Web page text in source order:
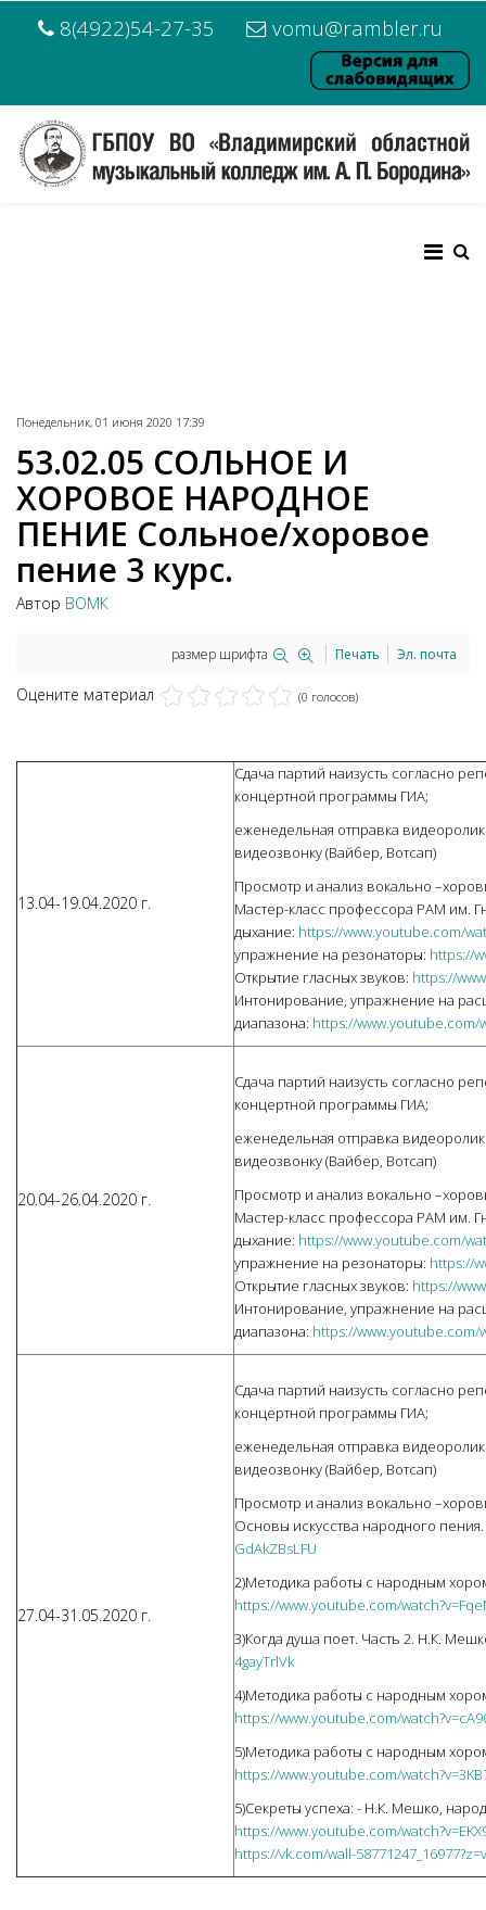
8(4922)54-27-35 vomu@rambler.ru
Понедельник, 01 июня 2020 17:39
53.02.05 СОЛЬНОЕ И
ХОРОВОЕ НАРОДНОЕ
ПЕНИЕ Сольное/хоровое
пение 3 курс.
Автор ВОМК
размер шрифта Печать Эл. почта
Оцените материал (0 голосов)
13.04-19.04.2020 г.
Сдача партий наизусть согласно
концертной программы ГИА;
еженедельная отправка
видеозвонку (Вайбер, Вотсап)
Просмотр и анализ вокально
Мастер-класс профессора РАМ им.
дыхание: https://www.youtube.com/
упражнение на резонаторы: https://
Открытие гласных звуков: https://
Интонирование, упражнение на
диапазона: https://www.youtube.com/
20.04-26.04.2020 г.
Сдача партий наизусть согласно
концертной программы ГИА;
еженедельная отправка
видеозвонку (Вайбер, Вотсап)
Просмотр и анализ вокально
Мастер-класс профессора РАМ им.
дыхание: https://www.youtube.com/
упражнение на резонаторы: https://
Открытие гласных звуков: https://
Интонирование, упражнение на
диапазона: https://www.youtube.com/
27.04-31.05.2020 г.
Сдача партий наизусть согласно
концертной программы ГИА;
еженедельная отправка
видеозвонку (Вайбер, Вотсап)
Просмотр и анализ вокально
Основы искусства народного
GdAkZBsLFU
2)Методика работы с народным
https://www.youtube.com/
3)Когда душа поет. Часть 2. Н.К.
4gayTrlVk
4)Методика работы с народным
https://www.youtube.com/
5)Методика работы с народным
https://www.youtube.com/
5)Секреты успеха: - Н.К. Мешко,
https://www.youtube.com/
https://vk.com/wall-